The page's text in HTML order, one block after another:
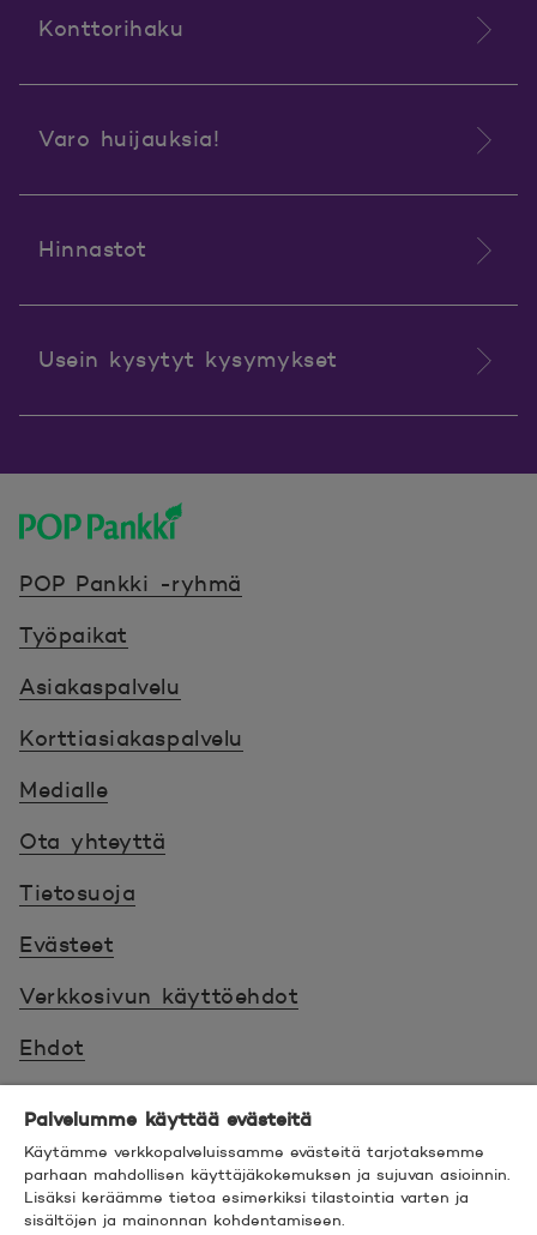
Konttorihaku
Varo huijauksia!
Hinnastot
Usein kysytyt kysymykset
POP Pankki -ryhmä
Työpaikat
Asiakaspalvelu
Korttiasiakaspalvelu
Medialle
Ota yhteyttä
Tietosuoja
Evästeet
Verkkosivun käyttöehdot
Ehdot
Saavutettavuus
Hyödyllistä tietää
Palvelumme käyttää evästeitä
Käytämme verkkopalveluissamme evästeitä tarjotaksemme
parhaan mahdollisen käyttäjäkokemuksen ja sujuvan asioinnin.
Lisäksi keräämme tietoa esimerkiksi tilastointia varten ja
sisältöjen ja mainonnan kohdentamiseen.